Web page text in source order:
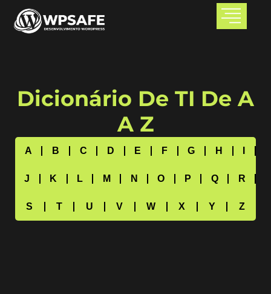
Dicionário De TI De A
A Z
A B C D E F G H
I
J
K L M N O P Q
R
S
T U V W X Y Z